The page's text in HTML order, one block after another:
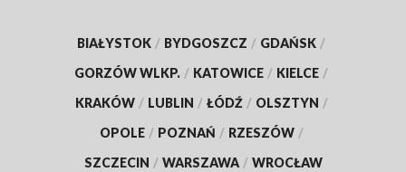
BIAŁYSTOK / BYDGOSZCZ / GDAŃSK /
GORZÓW WLKP. / KATOWICE / KIELCE /
KRAKÓW / LUBLIN / ŁÓDŹ / OLSZTYN /
OPOLE / POZNAŃ / RZESZÓW /
SZCZECIN / WARSZAWA / WROCŁAW